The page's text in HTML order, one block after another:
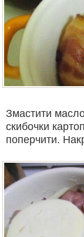
Змастити
скибочки
поперчити.